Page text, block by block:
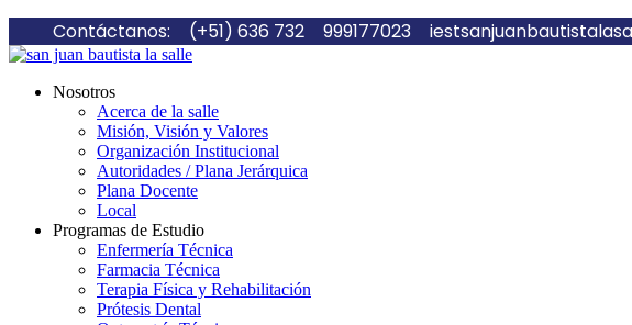
Contáctanos: (+51) 636 732 999177023
Nosotros
Acerca de la salle
Misión, Visión y Valores
Organización Institucional
Autoridades / Plana Jerárquica
Plana Docente
Local
Programas de Estudio
Enfermería Técnica
Farmacia Técnica
Terapia Física y Rehabilitación
Prótesis Dental